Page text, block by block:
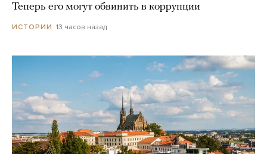
Теперь его могут обвинить в коррупции
ИСТОРИИ 13 часов назад